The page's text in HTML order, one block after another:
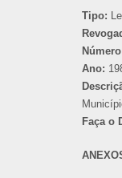
Tipo:
Ano:
Faça o